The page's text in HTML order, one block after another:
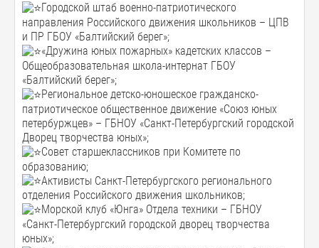
Городской штаб военно-патриотического
направления Российского движения школьников – ЦПВ
и ПР ГБОУ «Балтийский берег»;
«Дружина юных пожарных» кадетских классов –
Общеобразовательная школа-интернат ГБОУ
«Балтийский берег»;
Региональное детско-юношеское гражданско-
патриотическое общественное движение «Союз юных
петербуржцев» – ГБНОУ «Санкт-Петербургский городской
Дворец творчества юных»;
Совет старшеклассников при Комитете по
образованию;
Активисты Санкт-Петербургского регионального
отделения Российского движения школьников;
Морской клуб «Юнга» Отдела техники – ГБНОУ
«Санкт-Петербургский городской дворец творчества
юных»;